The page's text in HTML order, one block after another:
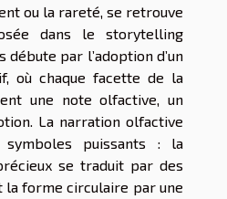
ou la rareté, se retrouve
dans le storytelling
débute par l’adoption d’un
où chaque facette de la
une note olfactive, un
La narration olfactive
puissants : la
se traduit par des
forme circulaire par une